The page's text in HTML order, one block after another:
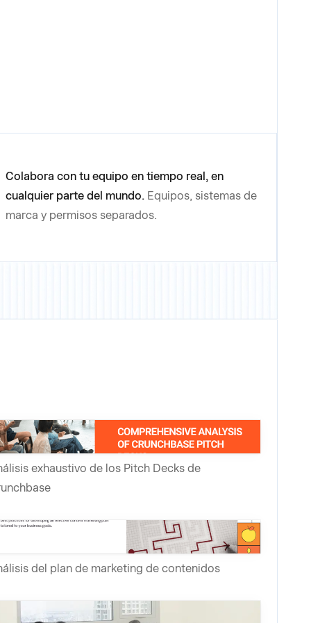
Colabora con tu equipo en tiempo real, en
cualquier parte del mundo. Equipos, sistemas de
marca y permisos separados.
exhaustivo de los Pitch Decks de
del plan de marketing de contenidos